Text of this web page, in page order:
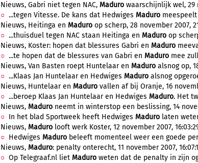
Nieuws, Gabri niet tegen NAC, Maduro waarschijnlijk wel, 29
...tegen Vitesse. De kans dat Hedwiges Maduro
Nieuws, Heitinga en Maduro op scherp, 28 november 2007,
...thuisduel tegen NAC staan Heitinga en Maduro op
Nieuws, Koster: hopen dat blessures Gabri en Maduro
...te hopen dat de blessures van Gabri en Maduro mee
Nieuws, Van Basten roept Huntelaar en Maduro alsnog op,
...Klaas Jan Huntelaar en Hedwiges Maduro alsnog
Nieuws, Huntelaar en Maduro vallen af bij Oranje, 16
...beroep Klaas Jan Huntelaar en Hedwiges Maduro. Het
Nieuws, Maduro neemt in winterstop een beslissing, 14
In het blad Sportweek heeft Hedwiges Maduro laten
Nieuws, Maduro looft werk Koster, 12 november 2007,
Hedwiges Maduro beleeft momenteel weer een goede
Nieuws, Maduro: penalty onterecht, 11 november 2007,
Op Telegraaf.nl liet Maduro weten dat de penalty in zijn